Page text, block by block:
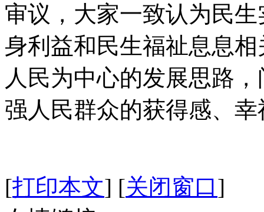
审议，大家一致认为民
身利益和民生福祉息息
人民为中心的发展思路
强人民群众的获得感、幸
[打印本文] [关闭窗口]